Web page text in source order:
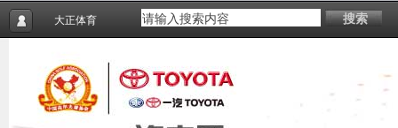
大正体育 搜索